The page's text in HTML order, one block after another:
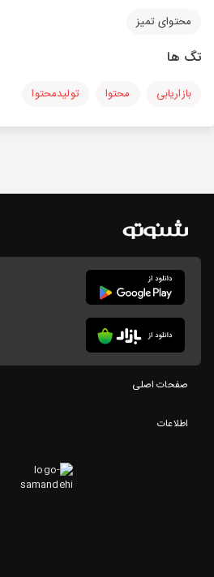
محتوای تمیز
تگ ها
بازاریابی محتوا تولیدمحتوا
صفحات اصلی
اطلاعات